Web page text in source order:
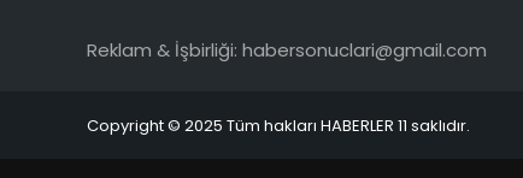
Reklam & İşbirliği: habersonuclari@gmail.com
Copyright © 2025 Tüm hakları HABERLER 11 saklıdır.